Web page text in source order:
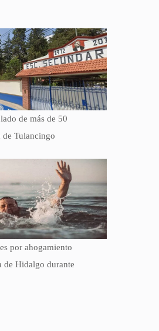
de más de 50
de Tulancingo
por ahogamiento
de Hidalgo durante